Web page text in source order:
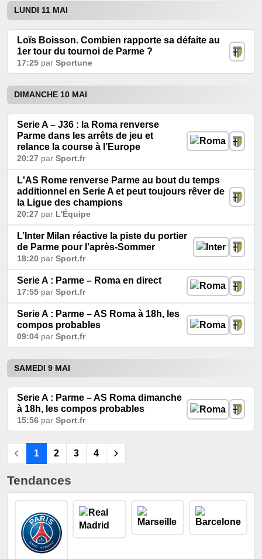
LUNDI 11 MAI
Loïs Boisson. Combien rapporte sa défaite au
1er tour du tournoi de Parme ?
17:25 par Sportune
DIMANCHE 10 MAI
Serie A – J36 : la Roma renverse
Parme dans les arrêts de jeu et
relance la course à l’Europe
20:27 par Sport.fr
L'AS Rome renverse Parme au bout du temps
additionnel en Serie A et peut toujours rêver de
la Ligue des champions
20:27 par L'Équipe
L’Inter Milan réactive la piste du portier
de Parme pour l’après-Sommer
18:20 par Sport.fr
Serie A : Parme – Roma en direct
17:55 par Sport.fr
Serie A : Parme – AS Roma à 18h, les
compos probables
09:04 par Sport.fr
SAMEDI 9 MAI
Serie A : Parme – AS Roma dimanche
à 18h, les compos probables
15:56 par Sport.fr
1 2 3 4
Tendances